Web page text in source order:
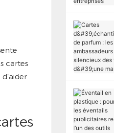
cartes
d'aider